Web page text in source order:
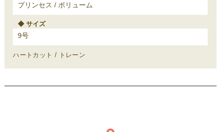
プリンセス ボリューム
サイズ
9号
ハートカット トレーン